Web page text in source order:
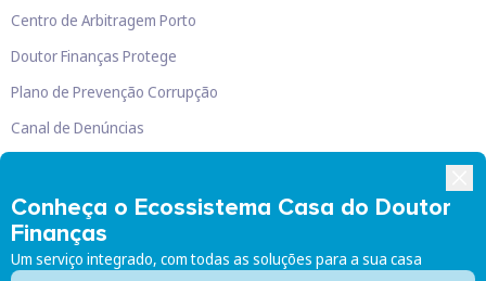
Conheça o Ecossistema Casa do Doutor
Finanças
Um serviço integrado, com todas as soluções para a sua casa
Centro de Arbitragem Porto
Doutor Finanças Protege
Plano de Prevenção Corrupção
Canal de Denúncias
Doutor Finanças, Lda